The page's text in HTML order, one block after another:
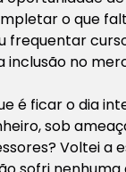
o que
frequentar
inclusão no
é ficar o dia
sob
Voltei a